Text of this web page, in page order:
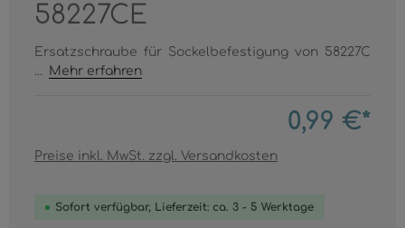
58227CE
Ersatzschraube für Sockelbefestigung von 58227C
...
Mehr erfahren
0,99 €*
Preise inkl. MwSt. zzgl. Versandkosten
Sofort verfügbar, Lieferzeit: ca. 3 - 5 Werktage